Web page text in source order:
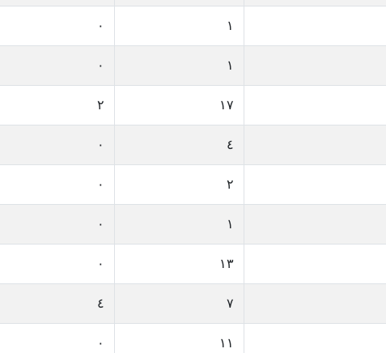
١ ٠
١ ٠
١٧ ٢
٤ ٠
٢ ٠
١ ٠
١٣ ٠
٧ ٤
١١ ٠